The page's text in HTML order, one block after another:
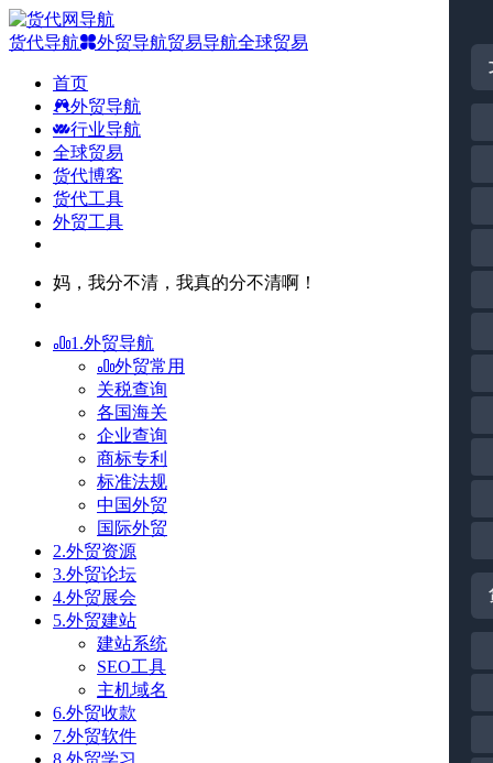
货代导航 外贸导航贸易导航全球贸易
首页
外贸导航
行业导航
全球贸易
货代博客
货代工具
外贸工具
妈，我分不清，我真的分不清啊！
1.外贸导航
外贸常用
关税查询
各国海关
企业查询
商标专利
标准法规
中国外贸
国际外贸
2.外贸资源
3.外贸论坛
4.外贸展会
5.外贸建站
建站系统
SEO工具
主机域名
6.外贸收款
7.外贸软件
8.外贸学习